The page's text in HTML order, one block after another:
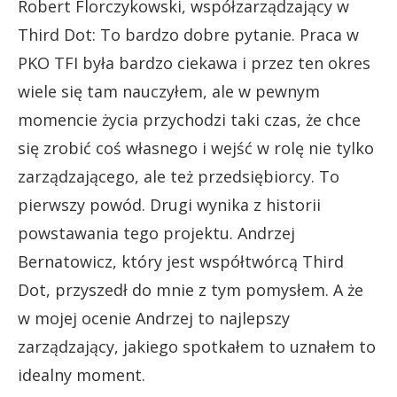
Robert Florczykowski, współzarządzający w
Third Dot: To bardzo dobre pytanie. Praca w
PKO TFI była bardzo ciekawa i przez ten okres
wiele się tam nauczyłem, ale w pewnym
momencie życia przychodzi taki czas, że chce
się zrobić coś własnego i wejść w rolę nie tylko
zarządzającego, ale też przedsiębiorcy. To
pierwszy powód. Drugi wynika z historii
powstawania tego projektu. Andrzej
Bernatowicz, który jest współtwórcą Third
Dot, przyszedł do mnie z tym pomysłem. A że
w mojej ocenie Andrzej to najlepszy
zarządzający, jakiego spotkałem to uznałem to
idealny moment.